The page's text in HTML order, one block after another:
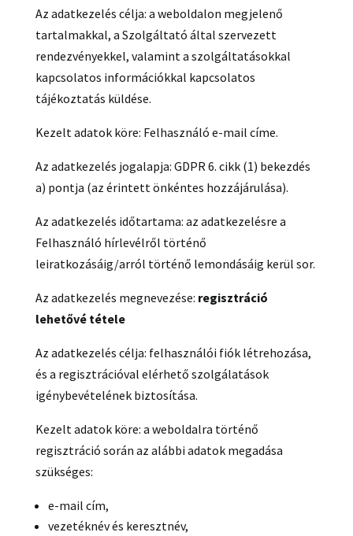
Az adatkezelés célja: a weboldalon megjelenő
tartalmakkal, a Szolgáltató által szervezett
rendezvényekkel, valamint a szolgáltatásokkal
kapcsolatos információkkal kapcsolatos
tájékoztatás küldése.
Kezelt adatok köre: Felhasználó e-mail címe.
Az adatkezelés jogalapja: GDPR 6. cikk (1) bekezdés
a) pontja (az érintett önkéntes hozzájárulása).
Az adatkezelés időtartama: az adatkezelésre a
Felhasználó hírlevélről történő
leiratkozásáig/arról történő lemondásáig kerül sor.
Az adatkezelés megnevezése: regisztráció
lehetővé tétele
Az adatkezelés célja: felhasználói fiók létrehozása,
és a regisztrációval elérhető szolgálatások
igénybevételének biztosítása.
Kezelt adatok köre: a weboldalra történő
regisztráció során az alábbi adatok megadása
szükséges:
e-mail cím,
vezetéknév és keresztnév,